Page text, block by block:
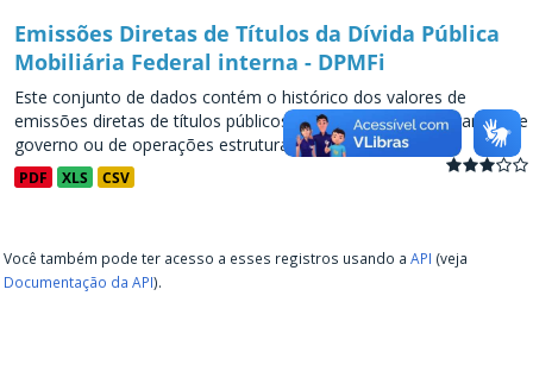
Emissões Diretas de Títulos da Dívida Pública
Mobiliária Federal interna - DPMFi
Este conjunto de dados contém o histórico dos valores de
emissões diretas de títulos públicos, decorrentes de programas de
governo ou de operações estruturadas, a partir de...
PDF XLS CSV
Você também pode ter acesso a esses registros usando a API (veja
Documentação da API).